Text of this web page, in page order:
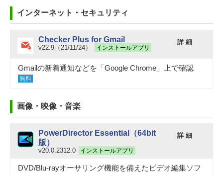
インターネット・セキュリティ
Checker Plus for Gmail
v22.9（21/11/24） インストールアプリ
詳 細
Gmailの新着通知などを「Google Chrome」上で確認
無料
画像・映像・音楽
PowerDirector Essential（64bit
版）
v20.0.2312.0 インストールアプリ
詳 細
DVD/Blu-rayオーサリング機能を備えたビデオ編集ソフ